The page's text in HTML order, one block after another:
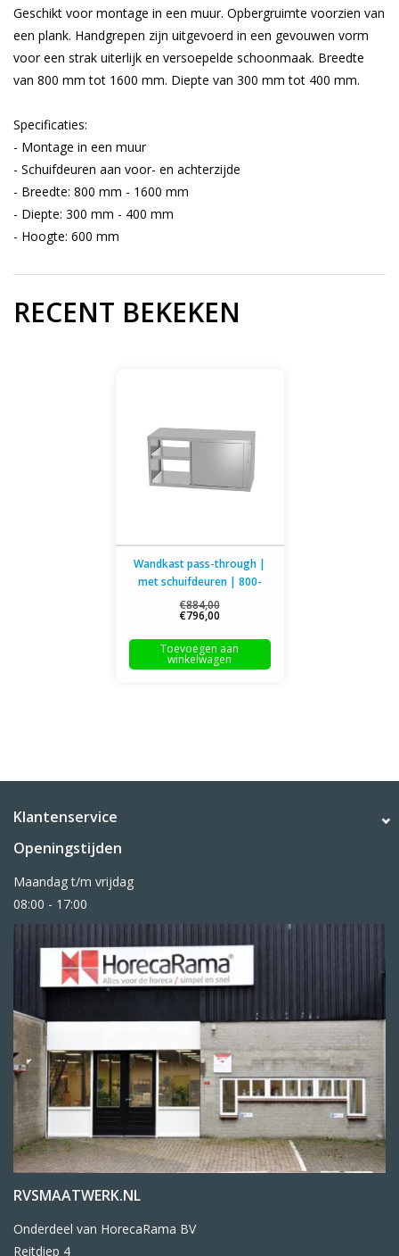
Geschikt voor montage in een muur. Opbergruimte voorzien van
een plank. Handgrepen zijn uitgevoerd in een gevouwen vorm
voor een strak uiterlijk en versoepelde schoonmaak. Breedte
van 800 mm tot 1600 mm. Diepte van 300 mm tot 400 mm.
Specificaties:
- Montage in een muur
- Schuifdeuren aan voor- en achterzijde
- Breedte: 800 mm - 1600 mm
- Diepte: 300 mm - 400 mm
- Hoogte: 600 mm
RECENT BEKEKEN
Wandkast pass-through |
met schuifdeuren | 800-
1600mm breed | 300 of
400mm diep | 600mm
€884,00
€796,00
Toevoegen aan
winkelwagen
Klantenservice
Openingstijden
Maandag t/m vrijdag
08:00 - 17:00
RVSMAATWERK.NL
Onderdeel van HorecaRama BV
Reitdiep 4